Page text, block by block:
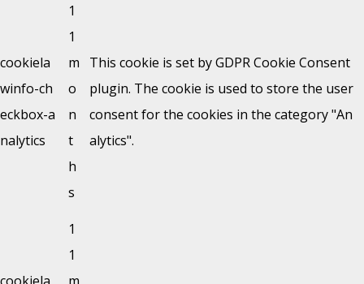
cookiela
winfo-ch
eckbox-a
nalytics
1
1
m
o
n
t
h
s
This cookie is set by GDPR Cookie Consent
plugin. The cookie is used to store the user
consent for the cookies in the category "An
alytics".
1
1